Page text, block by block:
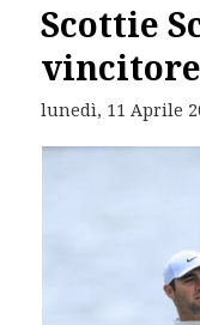
Scottie
vincitore
lunedì, 11 Aprile